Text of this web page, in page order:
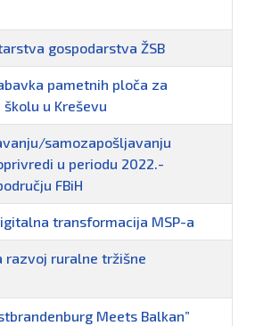
gospodarstva ŽSB
pametnih ploča za
u Kreševu
samozapošljavanju
u periodu 2022.-
FBiH
transformacija MSP-a
razvoj ruralne tržišne
Meets Balkan”